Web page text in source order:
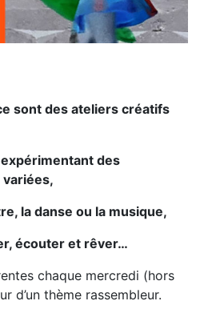
sont des ateliers créatifs
expérimentant des
la danse ou la musique,
écouter et rêver…
chaque mercredi (hors
d’un thème rassembleur.